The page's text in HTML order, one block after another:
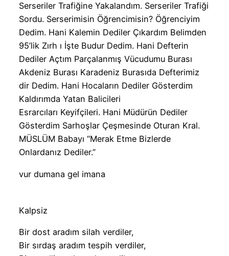
Serseriler Trafiğine Yakalandım. Serseriler Trafiği
Sordu. Serserimisin Öğrencimisin? Öğrenciyim
Dedim. Hani Kalemin Dediler Çıkardım Belimden
95’lik Zırh ı İşte Budur Dedim. Hani Defterin
Dediler Açtım Parçalanmış Vücudumu Burası
Akdeniz Burası Karadeniz Burasıda Defterimiz
dir Dedim. Hani Hocaların Dediler Gösterdim
Kaldırımda Yatan Balicileri
Esrarcıları Keyifçileri. Hani Müdürün Dediler
Gösterdim Sarhoşlar Çeşmesinde Oturan Kral.
MÜSLÜM Babayı ‘‘Merak Etme Bizlerde
Onlardanız Dediler.’’
vur dumana gel imana
Kalpsiz
Bir dost aradım silah verdiler,
Bir sırdaş aradım tespih verdiler,